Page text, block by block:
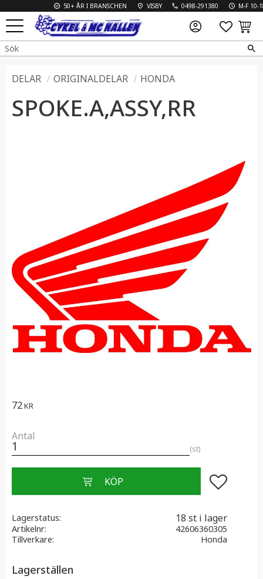
Meny
50+ ÅR I BRANSCHEN VISBY 0498-291380 M-F 10-18
DELAR ORIGINALDELAR HONDA
SPOKE.A,ASSY,RR
72KR
Antal
st
Lägg till i
Lagerstatus 18 st i lager
Artikelnr
42606360305
Tillverkare
Honda
Lagerställen